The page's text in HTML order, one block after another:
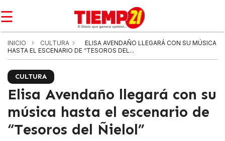
☰
INICIO CULTURA
ELISA AVENDAÑO LLEGARÁ CON SU MÚSICA
HASTA EL ESCENARIO DE “TESOROS DEL...
CULTURA
Elisa Avendaño llegará con su
música hasta el escenario de
“Tesoros del Ñielol”